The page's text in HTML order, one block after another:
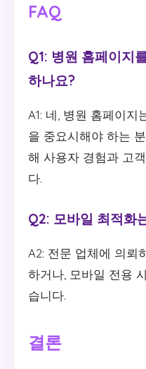
FAQ
Q1: 병원 홈페이지
하나요?
A1: 네, 병원 홈페이지
을 중요시해야 하는
해 사용자 경험과 고
다.
Q2: 모바일 최적화
A2: 전문 업체에 의뢰
하거나, 모바일 전용
습니다.
결론